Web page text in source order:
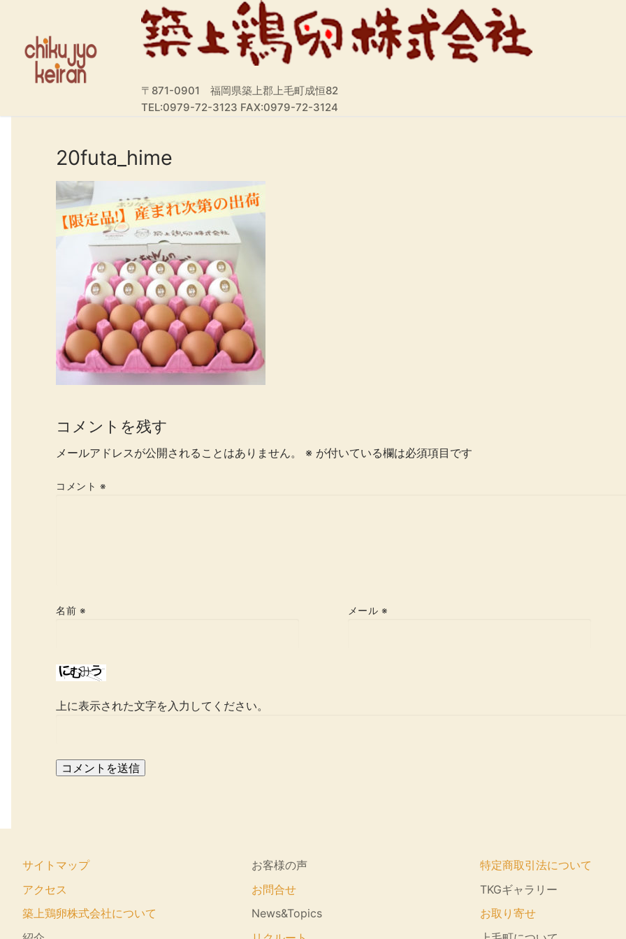
ス
〒871-0901 福岡県築上郡上毛町成恒82
TEL:0979-72-3123 FAX:0979-72-3124
20futa_hime
コメントを残す
メールアドレスが公開されることはありません。 ※ が付いている欄は必須項目です
コメント ※
名前 ※ メール ※
上に表示された文字を入力してください。
サイトマップ
アクセス
築上鶏卵株式会社について
お客様の声
お問合せ
News&Topics
特定商取引法について
TKGギャラリー
お取り寄せ